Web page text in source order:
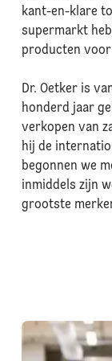
kant-en-klare
supermarkt
producten
Dr. Oetker is
honderd jaar
verkopen van
hij de
begonnen we
inmiddels zijn
grootste